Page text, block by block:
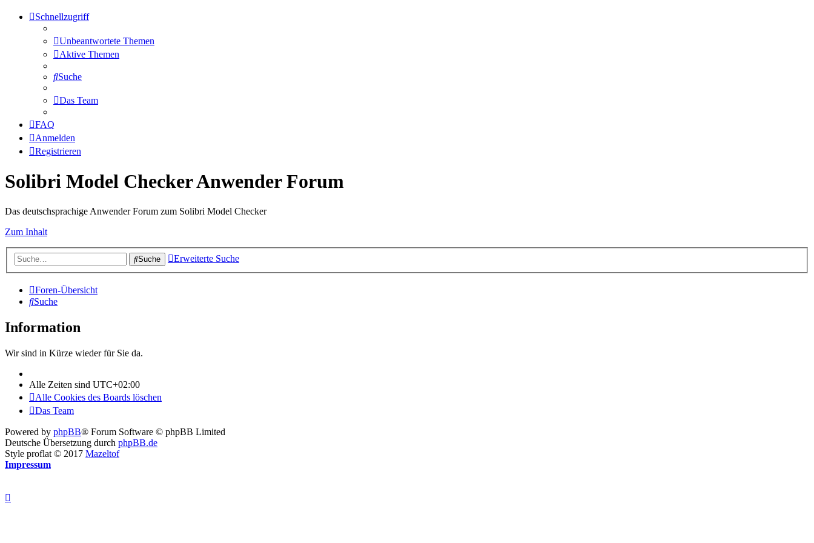
Schnellzugriff
Unbeantwortete Themen
Aktive Themen
Suche
Das Team
FAQ
Anmelden
Registrieren
Solibri Model Checker Anwender Forum
Das deutschsprachige Anwender Forum zum Solibri Model Checker
Zum Inhalt
Suche Erweiterte Suche
Foren-Übersicht
Suche
Information
Wir sind in Kürze wieder für Sie da.
Alle Zeiten sind UTC+02:00
Alle Cookies des Boards löschen
Das Team
Powered by phpBB® Forum Software © phpBB Limited
Deutsche Übersetzung durch phpBB.de
Style proflat © 2017 Mazeltof
Impressum